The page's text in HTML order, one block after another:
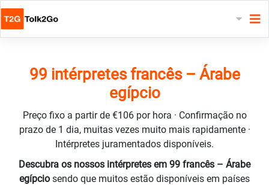
99 intérpretes francês – Árabe
egípcio
Preço fixo a partir de €106 por hora · Confirmação no
prazo de 1 dia, muitas vezes muito mais rapidamente ·
Intérpretes juramentados disponíveis.
Descubra os nossos intérpretes em 99 francês – Árabe
egípcio sendo que muitos estão disponíveis em países